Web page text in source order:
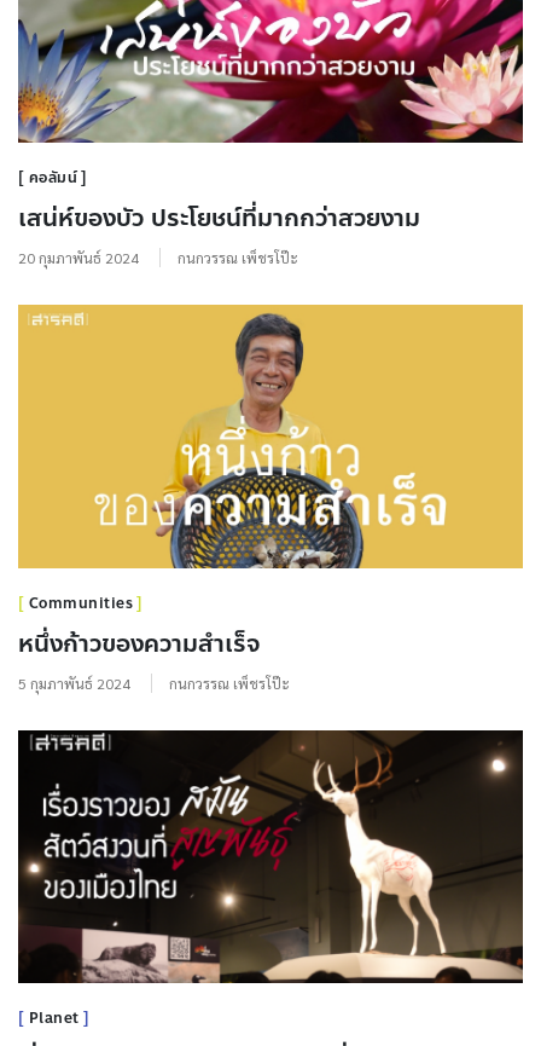
คอลัมน์
เสน่ห์ของบัว ประโยชน์ที่มากกว่าสวยงาม
20 กุมภาพันธ์ 2024 กนกวรรณ เพ็ชรโป๊ะ
Communities
หนึ่งก้าวของความสำเร็จ
5 กุมภาพันธ์ 2024 กนกวรรณ เพ็ชรโป๊ะ
Planet